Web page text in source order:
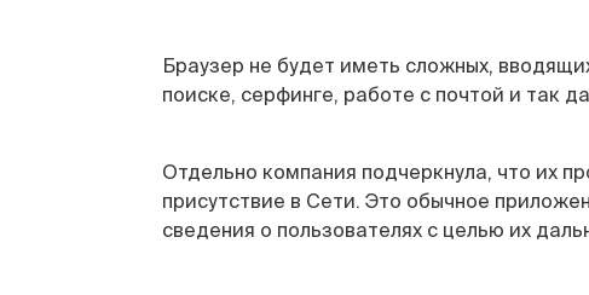
Браузер не будет иметь сложных,
поиске, серфинге, работе с почтой и так
Отдельно компания подчеркнула, что их
присутствие в Сети. Это обычное
сведения о пользователях с целью их